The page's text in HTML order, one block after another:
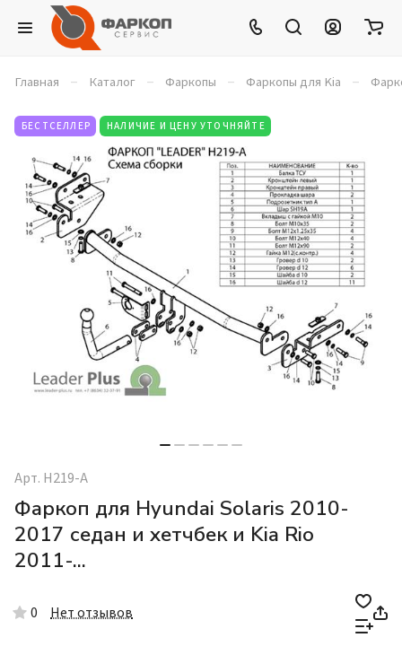
Главная – Каталог – Фаркопы – Фаркопы для Kia –
БЕСТСЕЛЛЕР НАЛИЧИЕ И ЦЕНУ УТОЧНЯЙТЕ
Арт. H219-A
Фаркоп для Hyundai Solaris 2010-
2017 седан и хетчбек и Kia Rio
2011-...
0 Нет отзывов